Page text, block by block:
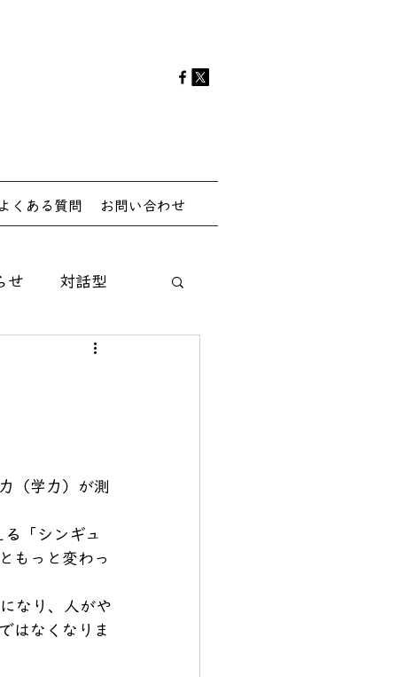
よくある質問 お問い合わせ
せ 対話型
（学力）が測
「シンギュ
もっと変わっ
なり、人がや
はなくなりま